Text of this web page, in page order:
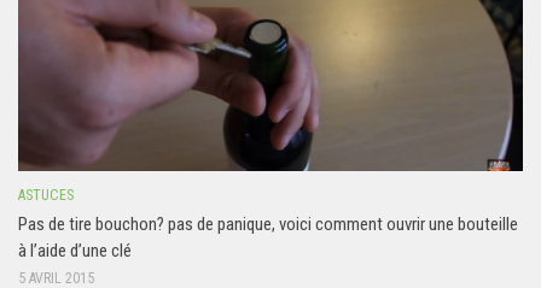
ASTUCES
Pas de tire bouchon? pas de panique, voici comment ouvrir une bouteille
à l’aide d’une clé
5 AVRIL 2015